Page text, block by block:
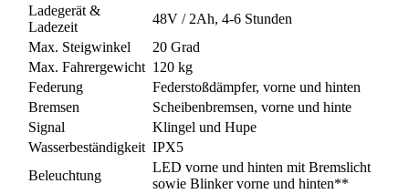
Ladegerät &
Ladezeit
48V / 2Ah, 4-6 Stunden
Max. Steigwinkel
20 Grad
Max. Fahrergewicht 120 kg
Federung
Federstoßdämpfer, vorne und hinten
Bremsen
Scheibenbremsen, vorne und hinte
Signal
Klingel und Hupe
Wasserbeständigkeit IPX5
Beleuchtung
LED vorne und hinten mit Bremslicht
sowie Blinker vorne und hinten**